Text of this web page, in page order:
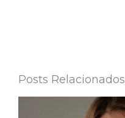
Posts Relacionados